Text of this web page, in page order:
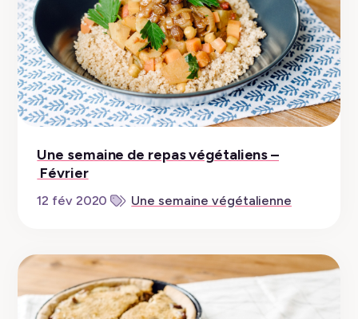
Une semaine de repas végétaliens –
Février
12 fév 2020 Une semaine végétalienne